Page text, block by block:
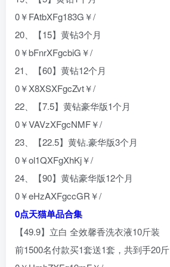
0￥FAtbXFg183G￥/
20、【15】黄钻3个月
0￥bFnrXFgcbiG￥/
21、【60】黄钻12个月
0￥X8XSXFgcZvt￥/
22、【7.5】黄钻豪华版1个月
0￥VAVzXFgcNMF￥/
23、【22.5】黄钻.豪华版3个月
0￥ol1QXFgXhKj￥/
24、【90】黄钻豪华版12个月
0￥eHzAXFgccGR￥/
0点天猫单品合集
【49.9】立白 全效馨香洗衣液10斤装
前1500名付款买1套送1套，共到手20斤